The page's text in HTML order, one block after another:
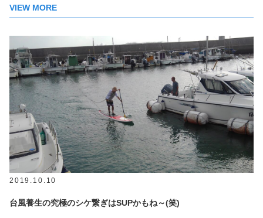
VIEW MORE
2019.10.10
台風養生の究極のシケ繋ぎはSUPかもね～(笑)